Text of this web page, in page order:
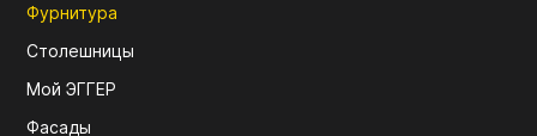
Фурнитура
Столешницы
Мой ЭГГЕР
Фасады